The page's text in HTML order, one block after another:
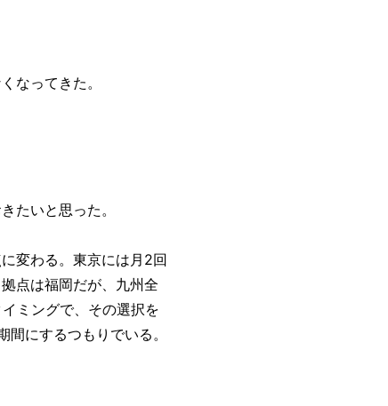
なってきた。
たいと思った。
変わる。東京には月2回
点は福岡だが、九州全
ミングで、その選択を
にするつもりでいる。